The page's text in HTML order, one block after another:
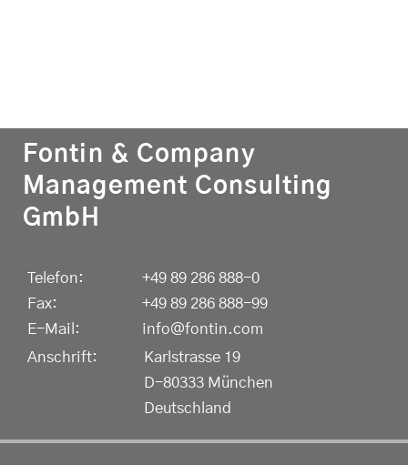
Fontin & Company
Management Consulting
GmbH
Telefon:
+49 89 286 888-0
Fax:
+49 89 286 888-99
E-Mail:
info@fontin.com
Anschrift:
Karlstrasse 19
D-80333 München
Deutschland